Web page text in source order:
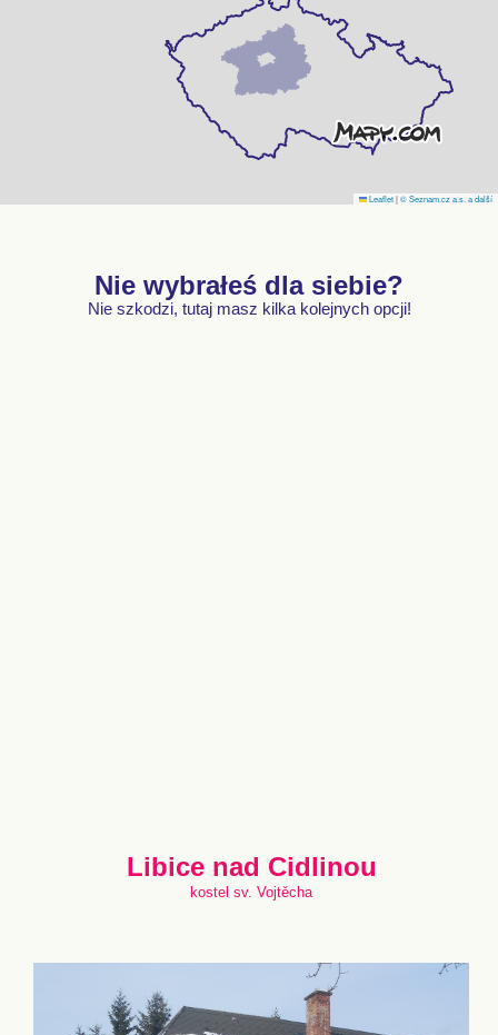
Leaflet|© Seznam.cz a.s. a další
Nie wybrałeś dla siebie?
Nie szkodzi, tutaj masz kilka kolejnych opcji!
Libice nad Cidlinou
kostel sv. Vojtěcha